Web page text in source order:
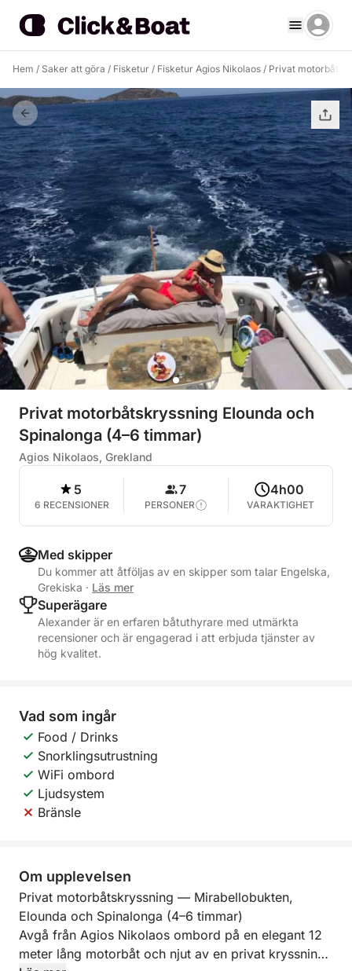
Hem / Saker att göra / Fisketur / Fisketur Agios Nikolaos / Privat
Privat motorbåtskryssning Elounda och
Spinalonga (4–6 timmar)
Agios Nikolaos, Grekland
5
6 RECENSIONER
7
PERSONER
4h00
VARAKTIGHET
Med skipper
Du kommer att åtföljas av en skipper som talar Engelska,
Grekiska · Läs mer
Superägare
Alexander är en erfaren båtuthyrare med utmärkta
recensioner och är engagerad i att erbjuda tjänster av
hög kvalitet.
Vad som ingår
Food / Drinks
Snorklingsutrustning
WiFi ombord
Ljudsystem
Bränsle
Om upplevelsen
Privat motorbåtskryssning — Mirabellobukten,
Elounda och Spinalonga (4–6 timmar)
Avgå från Agios Nikolaos ombord på en elegant 12
meter lång motorbåt och njut av en privat kryssning